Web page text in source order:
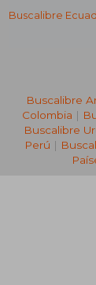
Buscalibre
Buscalibre
Colombia |
Buscalibre
Perú |